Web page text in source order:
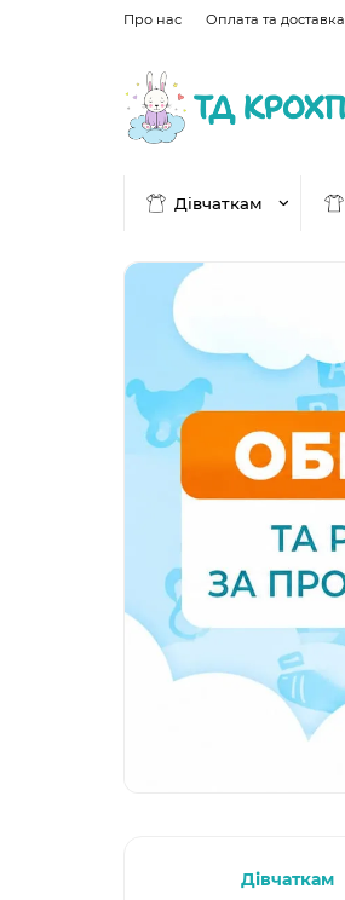
Про нас Оплата та доставка
Дівчаткам
Дівчаткам